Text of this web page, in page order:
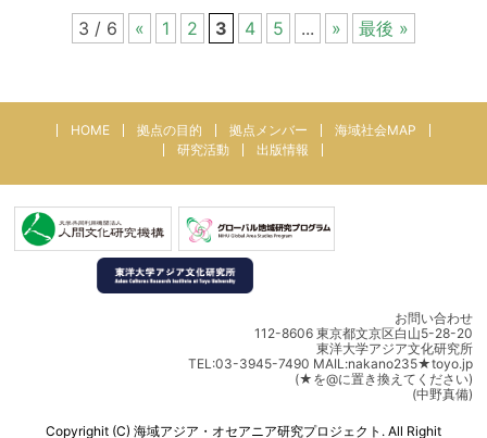
3 / 6 « 1 2 3 4 5 ... » 最後 »
HOME 拠点の目的 拠点メンバー
海域社会MAP
研究活動
出版情報
お問い合わせ
112-8606 東京都文京区白山5-28-20
東洋大学アジア文化研究所
TEL:03-3945-7490 MAIL:nakano235★toyo.jp
(★を@に置き換えてください)
(中野真備)
Copyrighit (C) 海域アジア・オセアニア研究プロジェクト. All Righit